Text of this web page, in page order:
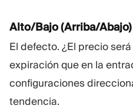
Alto/Bajo (Arriba/Abajo)
El defecto. ¿El precio
expiración que en la
configuraciones
tendencia.